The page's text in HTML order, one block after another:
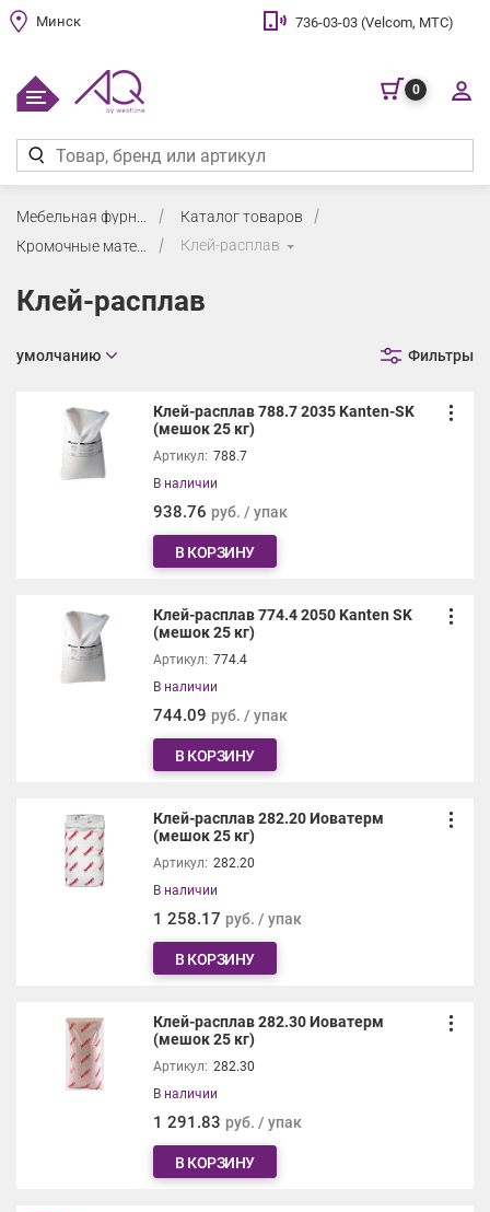
Минск 736-03-03 (Velcom, МТС)
0
Каталог товаров
Кромочные материалы и клей
Клей-расплав
Клей-расплав
умолчанию Фильтры
Клей-расплав 788.7 2035 Kanten-SK
(мешок 25 кг)
Артикул: 788.7
В наличии
938.76 руб. / упак
В КОРЗИНУ
Клей-расплав 774.4 2050 Kanten SK
(мешок 25 кг)
Артикул: 774.4
В наличии
744.09 руб. / упак
В КОРЗИНУ
Клей-расплав 282.20 Иоватерм
(мешок 25 кг)
Артикул: 282.20
В наличии
1 258.17 руб. / упак
В КОРЗИНУ
Клей-расплав 282.30 Иоватерм
(мешок 25 кг)
Артикул: 282.30
В наличии
1 291.83 руб. / упак
В КОРЗИНУ